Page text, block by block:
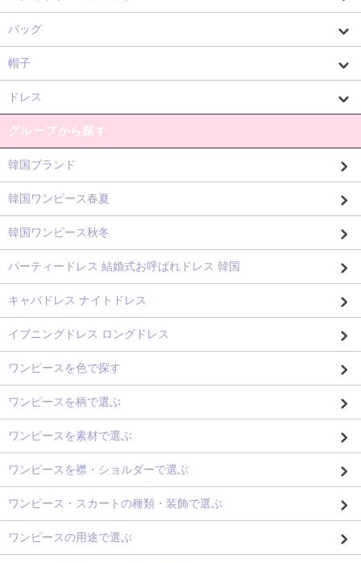
バッグ
帽子
ドレス
グループから探す
韓国ブランド
韓国ワンピース春夏
韓国ワンピース秋冬
パーティードレス 結婚式お呼ばれドレス 韓国
キャバドレス ナイトドレス
イブニングドレス ロングドレス
ワンピースを色で探す
ワンピースを柄で選ぶ
ワンピースを素材で選ぶ
ワンピースを襟・ショルダーで選ぶ
ワンピース・スカートの種類・装飾で選ぶ
ワンピースの用途で選ぶ